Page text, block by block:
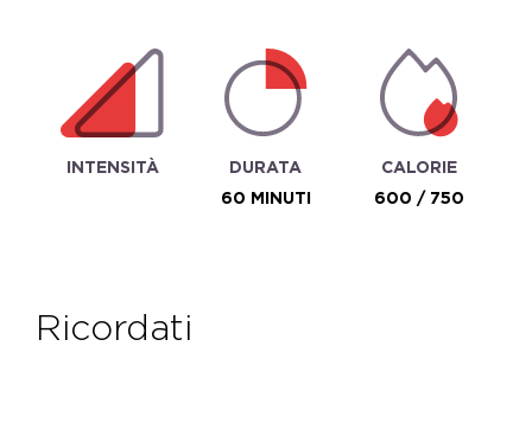
INTENSITÀ
DURATA
60 MINUTI
CALORIE
600 / 750
ricordati